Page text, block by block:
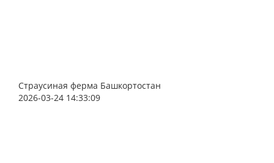
Страусиная ферма Башкортостан
2026-03-24 14:33:09